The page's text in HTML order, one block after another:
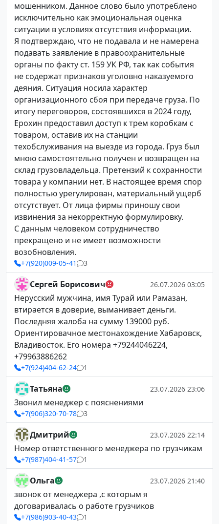
мошенником. Данное слово было употреблено
исключительно как эмоциональная оценка
ситуации в условиях отсутствия информации.
Я подтверждаю, что не подавала и не намерена
подавать заявление в правоохранительные
органы по факту ст. 159 УК РФ, так как события
не содержат признаков уголовно наказуемого
деяния. Ситуация носила характер
организационного сбоя при передаче груза. По
итогу переговоров, состоявшихся в 2024 году,
Ерохин предоставил доступ к трем коробкам с
товаром, оставив их на станции
техобслуживания на выезде из города. Груз был
мною самостоятельно получен и возвращен на
склад грузовладельца. Претензий к сохранности
товара у компании нет. В настоящее время спор
полностью урегулирован, материальный ущерб
отсутствует. От лица фирмы приношу свои
извинения за некорректную формулировку.
С данным человеком сотрудничество
прекращено и не имеет возможности
возобновления.
+7(920)009-05-41 3
Сергей Борисович 26.07.2026 03:05
Нерусский мужчина, имя Турай или Рамазан,
втирается в доверие, выманивает деньги.
Последняя жалоба на сумму 139000 руб.
Ориентировачное местонахождение Хабаровск,
Владивосток. Его номера +79244046224,
+79963886262
+7(924)404-62-24 1
Татьяна 23.07.2026 23:06
Звонил менеджер с пояснениями
+7(906)320-70-78 3
Дмитрий 23.07.2026 22:14
Номер ответственного менеджера по грузчикам
+7(987)404-41-57 1
Ольга 23.07.2026 21:40
звонок от менеджера ,с которым я
договаривалась о работе грузчиков
+7(986)903-40-43 1